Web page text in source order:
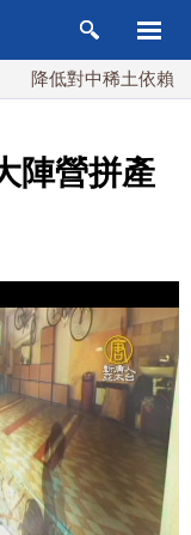
對中稀土依賴 川普宣
陣營拼產